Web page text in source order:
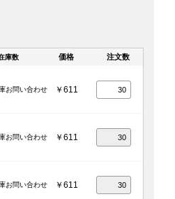
庫数 価格 注文数
お問い合わせ ￥611
お問い合わせ ￥611
お問い合わせ ￥611